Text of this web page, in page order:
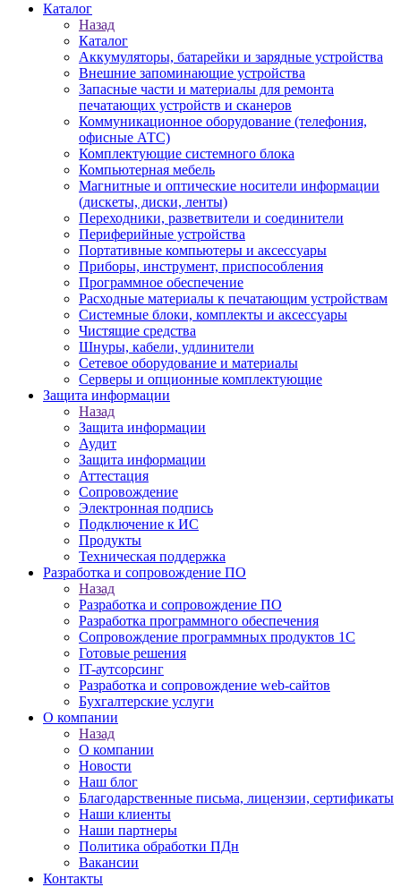
Каталог
Назад
Каталог
Аккумуляторы, батарейки и зарядные устройства
Внешние запоминающие устройства
Запасные части и материалы для ремонта
печатающих устройств и сканеров
Коммуникационное оборудование (телефония,
офисные АТС)
Комплектующие системного блока
Компьютерная мебель
Магнитные и оптические носители информации
(дискеты, диски, ленты)
Переходники, разветвители и соединители
Периферийные устройства
Портативные компьютеры и аксессуары
Приборы, инструмент, приспособления
Программное обеспечение
Расходные материалы к печатающим устройствам
Системные блоки, комплекты и аксессуары
Чистящие средства
Шнуры, кабели, удлинители
Сетевое оборудование и материалы
Серверы и опционные комплектующие
Защита информации
Назад
Защита информации
Аудит
Защита информации
Аттестация
Сопровождение
Электронная подпись
Подключение к ИС
Продукты
Техническая поддержка
Разработка и сопровождение ПО
Назад
Разработка и сопровождение ПО
Разработка программного обеспечения
Сопровождение программных продуктов 1С
Готовые решения
IT-аутсорсинг
Разработка и сопровождение web-сайтов
Бухгалтерские услуги
О компании
Назад
О компании
Новости
Наш блог
Благодарственные письма, лицензии, сертификаты
Наши клиенты
Наши партнеры
Политика обработки ПДн
Вакансии
Контакты